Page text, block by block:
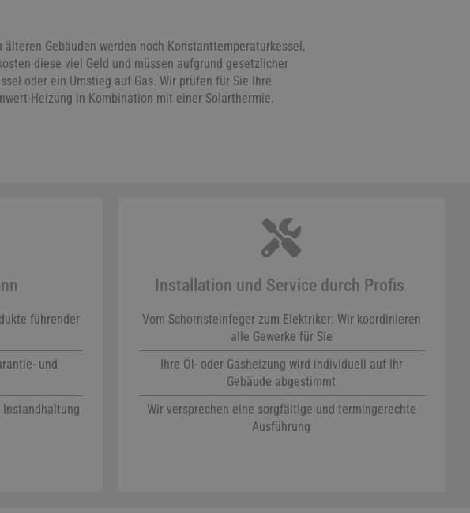
Gebäuden werden noch Konstanttemperaturkessel,
diese viel Geld und müssen aufgrund gesetzlicher
oder ein Umstieg auf Gas. Wir prüfen für Sie Ihre
Heizung in Kombination mit einer Solarthermie.
führender
und
Installation und Service durch Profis
Vom Schornsteinfeger zum Elektriker: Wir koordinieren
alle Gewerke für Sie
Ihre Öl- oder Gasheizung wird individuell auf Ihr
Gebäude abgestimmt
Wir versprechen eine sorgfältige und termingerechte
Ausführung